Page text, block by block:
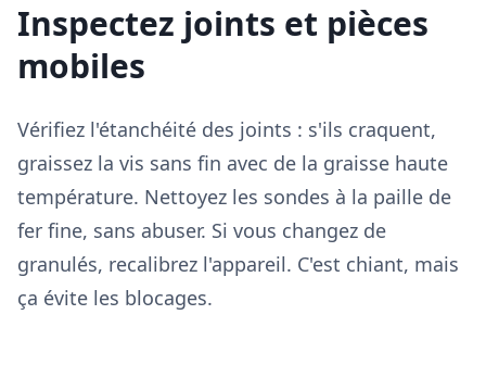
Inspectez joints et pièces
mobiles
Vérifiez l'étanchéité des joints : s'ils craquent,
graissez la vis sans fin avec de la graisse haute
température. Nettoyez les sondes à la paille de
fer fine, sans abuser. Si vous changez de
granulés, recalibrez l'appareil. C'est chiant, mais
ça évite les blocages.